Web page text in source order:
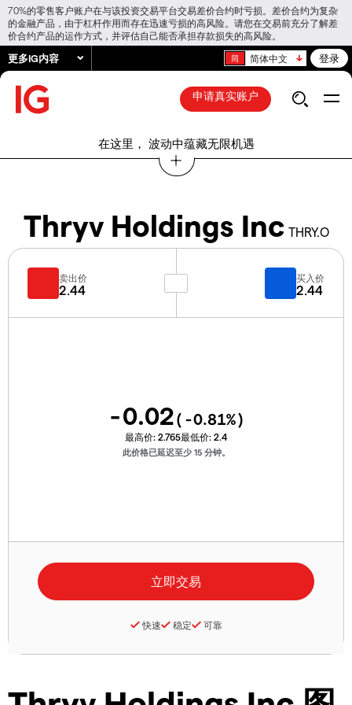
70%的零售客户账户在与该投资交易平台交易差价合约时亏损。差价合约为复杂
的金融产品，由于杠杆作用而存在迅速亏损的高风险。请您在交易前充分了解差
价合约产品的运作方式，并评估自己能否承担存款损失的高风险。
更多IG内容 简体中文 登录
申请真实账户
在这里， 波动中蕴藏无限机遇
Thryv Holdings Inc THRY.O
卖出价
2.44
买入价
2.44
-0.02( -0.81%)
最高价: 2.765最低价: 2.4
此价格已延迟至少 15 分钟。
快速 稳定 可靠